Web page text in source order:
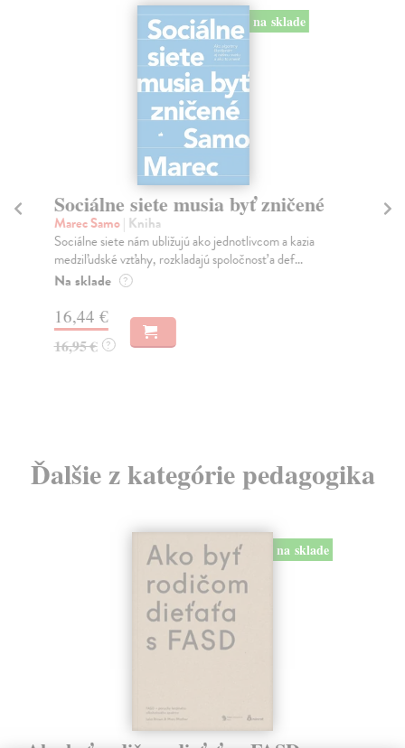
na sklade
Sociálne siete musia byť zničené
Marec Samo| Kniha
Sociálne siete nám ubližujú ako jednotlivcom a kazia
medziľudské vzťahy, rozkladajú spoločnosť a def...
Na sklade ?
16,44 €
16,95 € ?
Ďalšie z kategórie pedagogika
na sklade